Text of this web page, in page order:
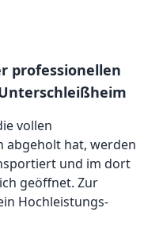
professionellen
vollen
abgeholt hat, werden
und im dort
geöffnet. Zur
Hochleistungs-